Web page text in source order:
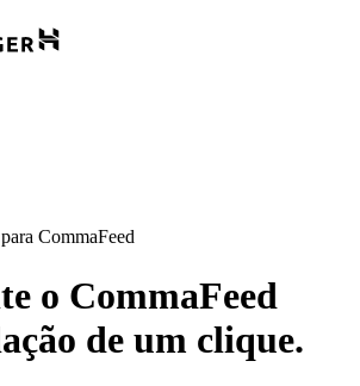
CommaFeed
o CommaFeed
de um clique.